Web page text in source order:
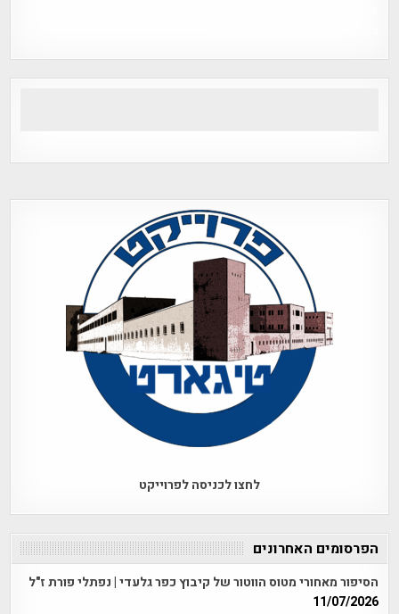
לחצו לכניסה לפרוייקט
הפרסומים האחרונים
הסיפור מאחורי מטוס הווטור של קיבוץ כפר גלעדי | נפתלי פורת ז"ל
11/07/2026